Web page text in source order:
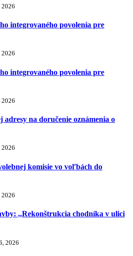
2026
integrovaného povolenia pre
2026
integrovaného povolenia pre
2026
na doručenie oznámenia o
2026
komisie vo voľbách do
2026
,,Rekonštrukcia chodníka v ulici
2026